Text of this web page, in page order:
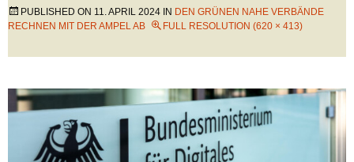
PUBLISHED ON 11. APRIL 2024 IN DEN GRÜNEN NAHE VERBÄNDE
RECHNEN MIT DER AMPEL AB
FULL RESOLUTION (620 × 413)